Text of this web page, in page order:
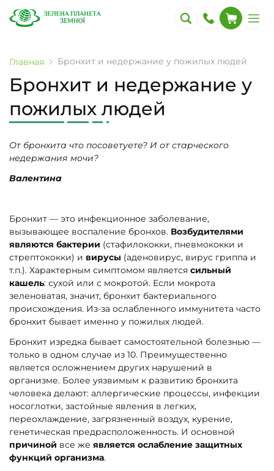
Главная Бронхит и недержание у пожилых людей
Бронхит и недержание у
пожилых людей
От бронхита что посоветуете? И от старческого
недержания мочи?
Валентина
Бронхит — это инфекционное заболевание,
вызывающее воспаление бронхов. Возбудителями
являются бактерии (стафилококки, пневмококки и
стрептококки) и вирусы (аденовирус, вирус гриппа и
т.п.). Характерным симптомом является сильный
кашель: сухой или с мокротой. Если мокрота
зеленоватая, значит, бронхит бактериального
происхождения. Из-за ослабленного иммунитета часто
бронхит бывает именно у пожилых людей.
Бронхит изредка бывает самостоятельной болезнью —
только в одном случае из 10. Преимущественно
является осложнением других нарушений в
организме. Более уязвимым к развитию бронхита
человека делают: аллергические процессы, инфекции
носоглотки, застойные явления в легких,
переохлаждение, загрязненный воздух, курение,
генетическая предрасположенность. И основной
причиной все же является ослабление защитных
функций организма.